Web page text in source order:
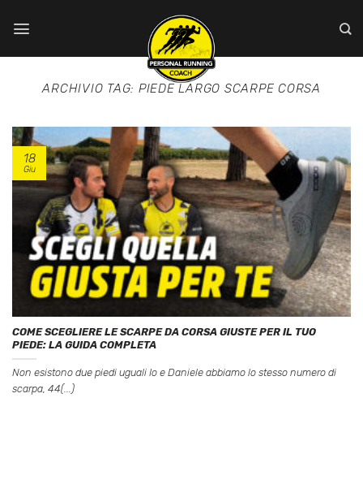
ARCHIVIO TAG: PIEDE LARGO SCARPE CORSA
COME SCEGLIERE LE SCARPE DA CORSA GIUSTE PER IL TUO
PIEDE: LA GUIDA COMPLETA
Non esistono due piedi uguali Io e Daniele abbiamo lo stesso numero di
scarpa, 44(...)
18
Giu